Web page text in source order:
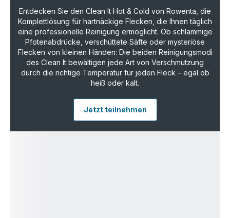
Entdecken Sie den Clean It Hot & Cold von Rowenta, die
Komplettlösung für hartnäckige Flecken, die Ihnen täglich
eine professionelle Reinigung ermöglicht. Ob schlammige
Pfotenabdrücke, verschüttete Säfte oder mysteriöse
Flecken von kleinen Händen: Die beiden Reinigungsmodi
des Clean It bewältigen jede Art von Verschmutzung
durch die richtige Temperatur für jeden Fleck – egal ob
heiß oder kalt.
Jetzt teilnehmen